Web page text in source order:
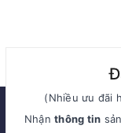
(Nhiều ưu đãi
Nhậnthông tin